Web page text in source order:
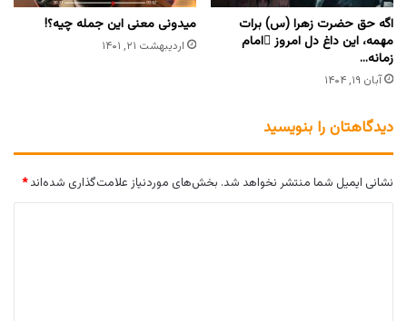
اگه حق حضرت زهرا (س) برات
مهمه، این داغ دل امروز ِامام
زمانه…
آبان ۱۹, ۱۴۰۴
میدونی معنی این جمله چیه؟!
اردیبهشت ۲۱, ۱۴۰۱
دیدگاهتان را بنویسید
نشانی ایمیل شما منتشر نخواهد شد. بخش‌های موردنیاز علامت‌گذاری شده‌اند*